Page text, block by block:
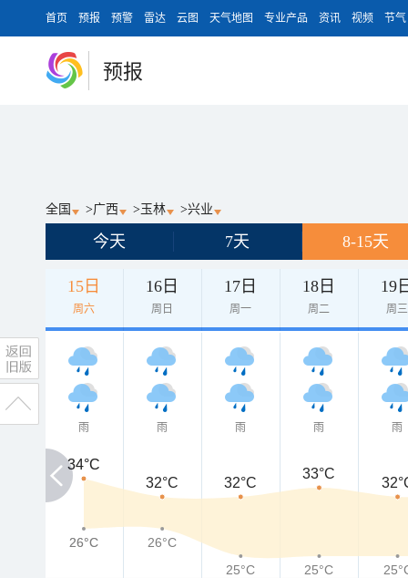
首页 预报 预警 雷达 云图 天气地图 专业产品 资讯 视频 节气
预报
全国 >广西 > 玉林 >兴业
今天 7天 8-15天
15日
周六
16日
周日
17日
周一
18日
周二
19
周三
雨 雨 雨 雨 雨
34°C
34°C
32°C
32°C
33°C
26°C
26°C
26°C
25°C
25°C